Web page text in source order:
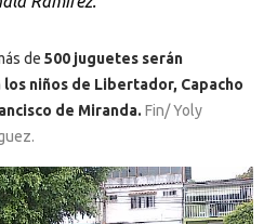
de 500 juguetes serán
niños de Libertador, Capacho
de Miranda. Fin/ Yoly